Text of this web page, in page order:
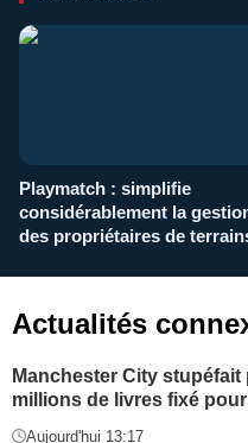
Playmatch : simplifie
considérablement la
des propriétaires de
Actualités
Manchester City stupéfait
millions de livres fixé
Aujourd'hui 13:17